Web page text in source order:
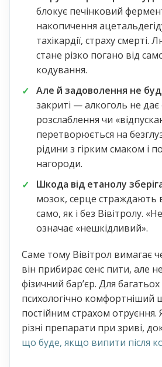
блокує печінковий
накопичення
тахікардії, страху смерті.
стане різко погано від
кодування.
Але й задоволення не
закриті — алкоголь не дає
розслаблення чи
перетворюється на
рідини з гірким смаком і
нагороди.
Шкода від етанолу
мозок, серце страждають
само, як і без Вівітролу.
означає «нешкідливий».
Саме тому Вівітрол вимагає
він прибирає сенс пити, але
фізичний барʼєр. Для
психологічно комфортніший
постійним страхом отруєння.
різні препарати при зриві,
що буде, якщо випити після